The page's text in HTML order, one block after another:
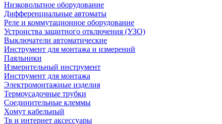
Низковольтное оборудование
Дифференциальные автоматы
Реле и коммутационное оборудование
Устроиства защитного отключения (УЗО)
Выключатели автоматические
Инструмент для монтажа и измерений
Паяльники
Измерительный инструмент
Инструмент для монтажа
Электромонтажные изделия
Термоусадочные трубки
Соединительные клеммы
Хомут кабельный
Тв и интернет аксессуары